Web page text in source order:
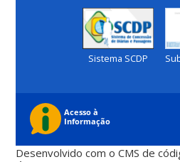
Sistema SCDP
Desenvolvido com o CMS de